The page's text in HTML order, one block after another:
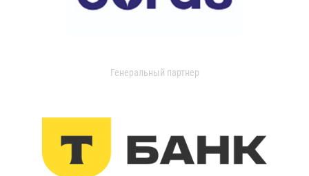
Генеральный партнер